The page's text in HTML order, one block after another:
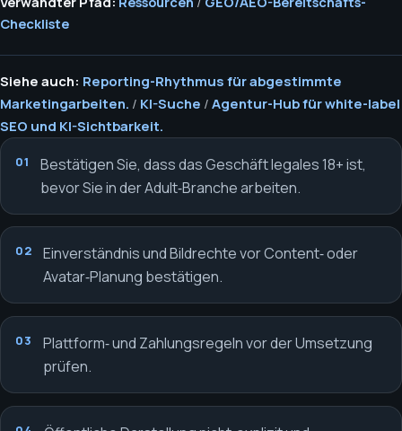
Checkliste
Siehe auch: Reporting-Rhythmus für abgestimmte
Marketingarbeiten. / KI-Suche / Agentur-Hub für white-label
SEO und KI-Sichtbarkeit.
Bestätigen Sie, dass das Geschäft legales 18+ ist,
bevor Sie in der Adult‑Branche arbeiten.
Einverständnis und Bildrechte vor Content‑ oder
Avatar‑Planung bestätigen.
Plattform‑ und Zahlungsregeln vor der Umsetzung
prüfen.